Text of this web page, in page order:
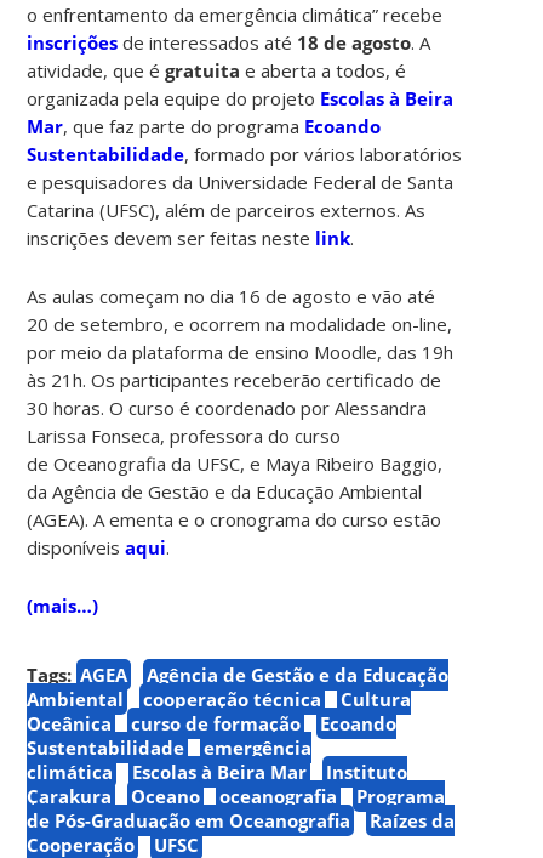
o enfrentamento da emergência climática” recebe
inscrições de interessados até 18 de agosto. A
atividade, que égratuita e aberta a todos, é
organizada pela equipe do projeto Escolas à Beira
Mar, que faz parte do programa Ecoando
Sustentabilidade, formado por vários laboratórios
e pesquisadores da Universidade Federal de Santa
Catarina (UFSC), além de parceiros externos. As
inscrições devem ser feitas neste link.
As aulas começam no dia 16 de agosto e vão até
20 de setembro, e ocorrem na modalidade on-line,
por meio da plataforma de ensino Moodle, das 19h
às 21h. Os participantes receberão certificado de
30 horas. O curso é coordenado por Alessandra
Larissa Fonseca, professora do curso
de Oceanografia da UFSC, e Maya Ribeiro Baggio,
da Agência de Gestão e da Educação Ambiental
(AGEA). A ementa e o cronograma do curso estão
disponíveisaqui.
(mais…)
Tags: AGEA
Agência de Gestão e da Educação
Ambiental
cooperação técnica
Cultura
Oceânica
curso de formação
Ecoando
Sustentabilidade
emergência
climática
Escolas à Beira Mar
Instituto
Çarakura
Oceano oceanografia
Programa
de Pós-Graduação em Oceanografia
Raízes da
Cooperação
UFSC